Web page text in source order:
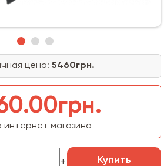
цена: 5460грн.
интернет магазина
Купить